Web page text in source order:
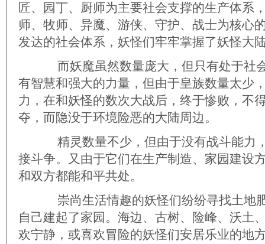
匠、园丁、厨师为主要社会支撑的生产体系
师、牧师、异魔、游侠、守护、战士为核心
发达的社会体系，妖怪们牢牢掌握了妖怪大
而妖魔虽然数量庞大，但只有处于社
有智慧和强大的力量，但由于皇族数量太少
力，在和妖怪的数次大战后，终于惨败，不
夺，而隐没于环境险恶的大陆周边。
精灵数量不少，但由于没有战斗能力
接斗争。又由于它们在生产制造、家园建设
和双方都能和平共处。
崇尚生活情趣的妖怪们纷纷寻找土地
自己建起了家园。海边、古树、险峰、沃土
欢宁静，或喜欢冒险的妖怪们安居乐业的地